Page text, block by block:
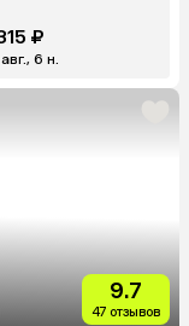
₽
6 н.
9.7
47 отзывов